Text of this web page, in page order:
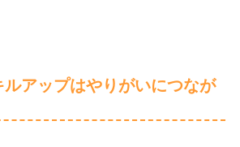
アップはやりがいにつなが